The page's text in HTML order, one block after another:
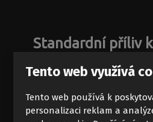
Standardní příliv
Novinky a akce
Tento web využívá
Tento web používá k
personalizaci reklam a